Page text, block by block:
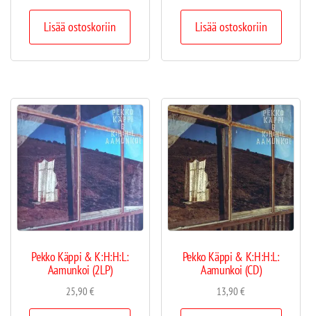
Lisää ostoskoriin Lisää ostoskoriin
Pekko Käppi & K:H:H:L:
Aamunkoi (2LP)
25,90€
Pekko Käppi & K:H:H:L:
Aamunkoi (CD)
13,90€